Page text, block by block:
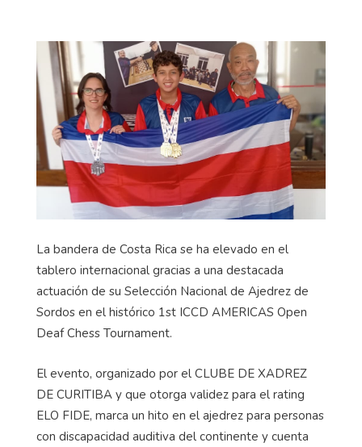
La bandera de Costa Rica se ha elevado en el
tablero internacional gracias a una destacada
actuación de su Selección Nacional de Ajedrez de
Sordos en el histórico 1st ICCD AMERICAS Open
Deaf Chess Tournament.
El evento, organizado por el CLUBE DE XADREZ
DE CURITIBA y que otorga validez para el rating
ELO FIDE, marca un hito en el ajedrez para personas
con discapacidad auditiva del continente y cuenta